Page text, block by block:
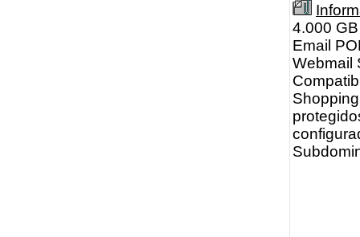
4.000
Email
Webmail